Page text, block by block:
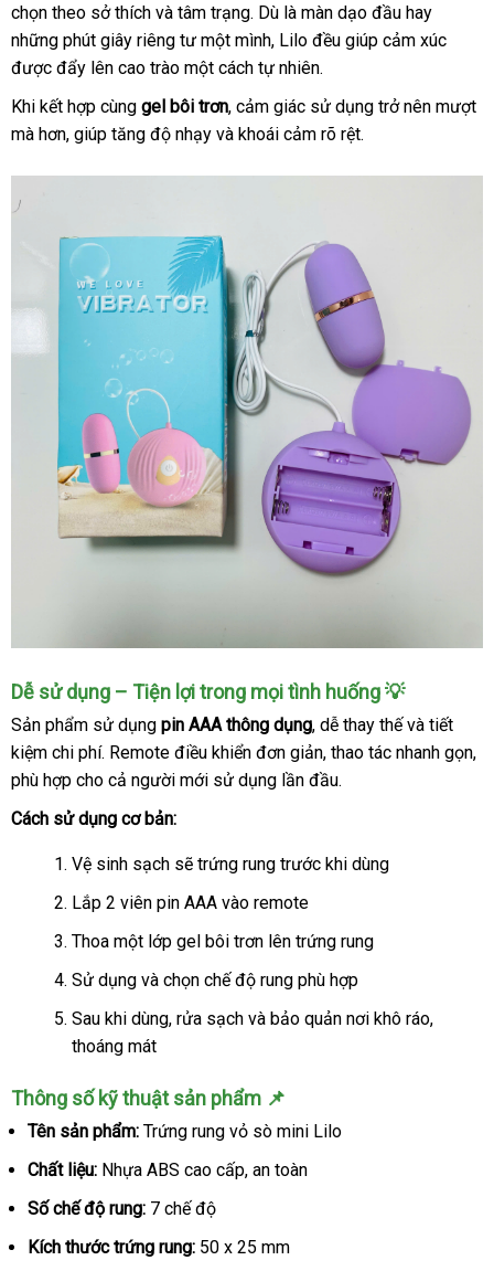
chọn theo sở thích và tâm trạng. Dù là màn dạo đầu hay
những phút giây riêng tư một mình, Lilo đều giúp cảm xúc
được đẩy lên cao trào một cách tự nhiên.
Khi kết hợp cùng gel bôi trơn, cảm giác sử dụng trở nên mượt
mà hơn, giúp tăng độ nhạy và khoái cảm rõ rệt.
Dễ sử dụng – Tiện lợi trong mọi tình huống 💡
Sản phẩm sử dụng pin AAA thông dụng, dễ thay thế và tiết
kiệm chi phí. Remote điều khiển đơn giản, thao tác nhanh gọn,
phù hợp cho cả người mới sử dụng lần đầu.
Cách sử dụng cơ bản:
Vệ sinh sạch sẽ trứng rung trước khi dùng
Lắp 2 viên pin AAA vào remote
Thoa một lớp gel bôi trơn lên trứng rung
Sử dụng và chọn chế độ rung phù hợp
Sau khi dùng, rửa sạch và bảo quản nơi khô ráo,
thoáng mát
Thông số kỹ thuật sản phẩm 📌
Tên sản phẩm: Trứng rung vỏ sò mini Lilo
Chất liệu: Nhựa ABS cao cấp, an toàn
Số chế độ rung: 7 chế độ
Kích thước trứng rung: 50 x 25 mm